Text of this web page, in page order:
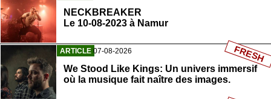
NECKBREAKER
Le 10-08-2023 à Namur
ARTICLE 07-08-2026
We Stood Like Kings: Un univers immersif
où la musique fait naître des images.
FRESH